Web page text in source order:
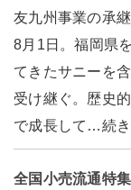
友九州事業の承
8月1日。福岡県
てきたサニーを
受け継ぐ。歴史
で成長して…続
全国小売流通特